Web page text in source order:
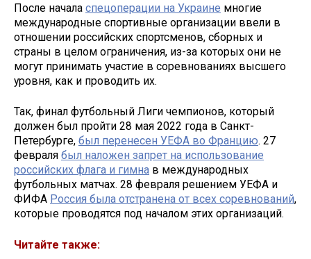
После начала спецоперации на Украине многие
международные спортивные организации ввели в
отношении российских спортсменов, сборных и
страны в целом ограничения, из-за которых они не
могут принимать участие в соревнованиях высшего
уровня, как и проводить их.
Так, финал футбольный Лиги чемпионов, который
должен был пройти 28 мая 2022 года в Санкт-
Петербурге, был перенесен УЕФА во Францию. 27
февраля был наложен запрет на использование
российских флага и гимна в международных
футбольных матчах. 28 февраля решением УЕФА и
ФИФА Россия была отстранена от всех соревнований,
которые проводятся под началом этих организаций.
Читайте также: